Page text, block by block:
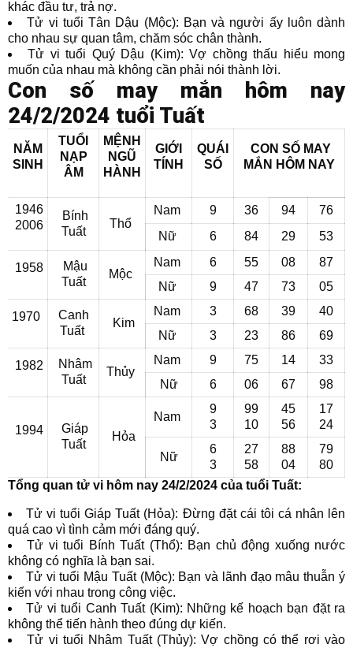
khác đầu tư, trả nợ.
Tử vi tuổi Tân Dậu (Mộc): Bạn và người ấy luôn dành
cho nhau sự quan tâm, chăm sóc chân thành.
Tử vi tuổi Quý Dậu (Kim): Vợ chồng thấu hiểu mong
muốn của nhau mà không cần phải nói thành lời.
Con số may mắn hôm nay
24/2/2024 tuổi Tuất
NĂM
SINH
TUỔI
NẠP
ÂM
MỆNH
NGŨ
HÀNH
GIỚI
TÍNH
QUÁI
SỐ
CON SỐ MAY
MẮN HÔM NAY
1946
2006
Bính
Tuất
Thổ
Nam 9 36 94
76
Nữ
6 84 29 53
1958
Mậu
Tuất
Mộc
Nam 6 55 08
87
Nữ
9 47 73 05
1970
Canh
Tuất
Kim
Nam 3 68 39
40
Nữ
3 23 86 69
1982
Nhâm
Tuất
Thủy
Nam 9 75 14
33
Nữ
6 06 67 98
1994
Giáp
Tuất
Hỏa
Nam
9
3
99
10
45
56
17
24
Nữ
6
3
27
58
88
04
79
80
Tổng quan tử vi hôm nay 24/2/2024 của tuổi Tuất:
Tử vi tuổi Giáp Tuất (Hỏa): Đừng đặt cái tôi cá nhân lên
quá cao vì tình cảm mới đáng quý.
Tử vi tuổi Bính Tuất (Thổ): Bạn chủ động xuống nước
không có nghĩa là bạn sai.
Tử vi tuổi Mậu Tuất (Mộc): Bạn và lãnh đạo mâu thuẫn ý
kiến với nhau trong công việc.
Tử vi tuổi Canh Tuất (Kim): Những kế hoạch bạn đặt ra
không thể tiến hành theo đúng dự kiến.
Tử vi tuổi Nhâm Tuất (Thủy): Vợ chồng có thể rơi vào